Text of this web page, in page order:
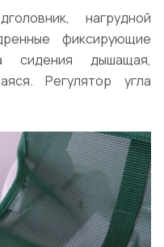
нагрудной
фиксирующие
дышащая,
Регулятор угла